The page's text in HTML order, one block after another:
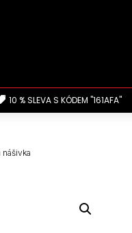
10 % SLEVA S KÓDEM "161AFA"